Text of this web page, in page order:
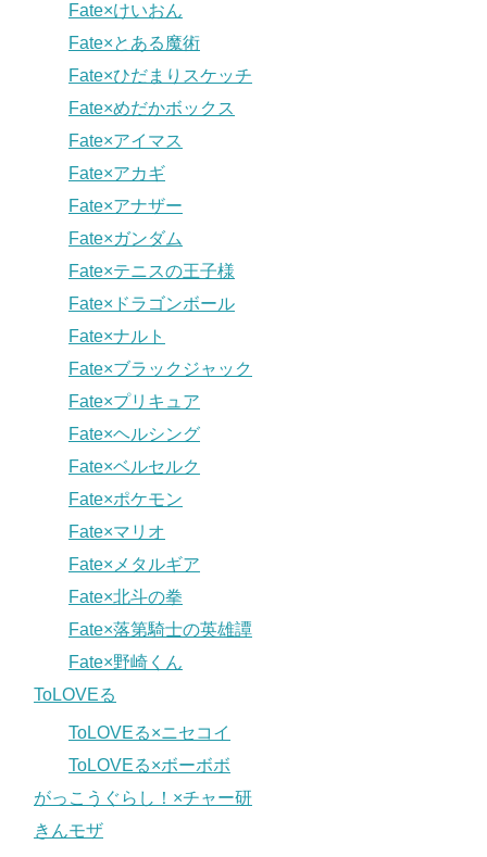
Fate×けいおん
Fate×とある魔術
Fate×ひだまりスケッチ
Fate×めだかボックス
Fate×アイマス
Fate×アカギ
Fate×アナザー
Fate×ガンダム
Fate×テニスの王子様
Fate×ドラゴンボール
Fate×ナルト
Fate×ブラックジャック
Fate×プリキュア
Fate×ヘルシング
Fate×ベルセルク
Fate×ポケモン
Fate×マリオ
Fate×メタルギア
Fate×北斗の拳
Fate×落第騎士の英雄譚
Fate×野崎くん
ToLOVEる
ToLOVEる×ニセコイ
ToLOVEる×ボーボボ
がっこうぐらし！×チャー研
きんモザ